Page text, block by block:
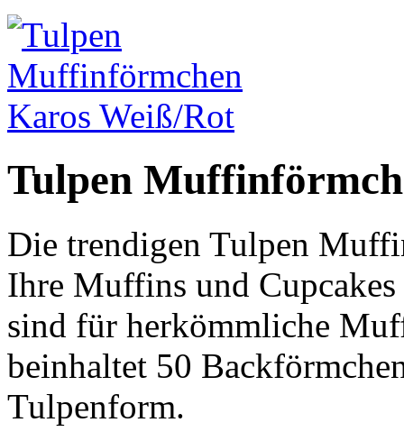
Tulpen
Die trendigen Tulpen
Ihre Muffins und Cupcakes
sind für herkömmliche
beinhaltet 50
Tulpenform.